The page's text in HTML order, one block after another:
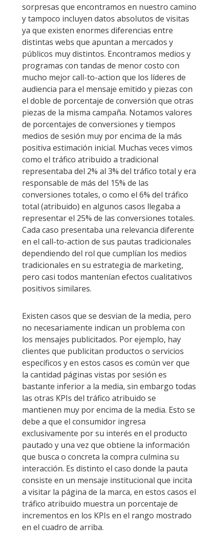
sorpresas que encontramos en nuestro camino
y tampoco incluyen datos absolutos de visitas
ya que existen enormes diferencias entre
distintas webs que apuntan a mercados y
públicos muy distintos. Encontramos medios y
programas con tandas de menor costo con
mucho mejor call-to-action que los líderes de
audiencia para el mensaje emitido y piezas con
el doble de porcentaje de conversión que otras
piezas de la misma campaña. Notamos valores
de porcentajes de conversiones y tiempos
medios de sesión muy por encima de la más
positiva estimación inicial. Muchas veces vimos
como el tráfico atribuido a tradicional
representaba del 2% al 3% del tráfico total y era
responsable de más del 15% de las
conversiones totales, o como el 6% del tráfico
total (atribuido) en algunos casos llegaba a
representar el 25% de las conversiones totales.
Cada caso presentaba una relevancia diferente
en el call-to-action de sus pautas tradicionales
dependiendo del rol que cumplían los medios
tradicionales en su estrategia de marketing,
pero casi todos mantenían efectos cualitativos
positivos similares.
Existen casos que se desvian de la media, pero
no necesariamente indican un problema con
los mensajes publicitados. Por ejemplo, hay
clientes que publicitan productos o servicios
específicos y en estos casos es común ver que
la cantidad páginas vistas por sesión es
bastante inferior a la media, sin embargo todas
las otras KPIs del tráfico atribuido se
mantienen muy por encima de la media. Esto se
debe a que el consumidor ingresa
exclusivamente por su interés en el producto
pautado y una vez que obtiene la información
que busca o concreta la compra culmina su
interacción. Es distinto el caso donde la pauta
consiste en un mensaje institucional que incita
a visitar la página de la marca, en estos casos el
tráfico atribuido muestra un porcentaje de
incrementos en los KPIs en el rango mostrado
en el cuadro de arriba.